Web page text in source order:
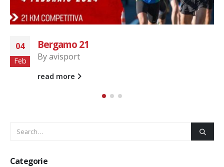
24
Mag
Dairago Spring Run
Byavisport
I Nostri Runner alla Dairago Spring Run - 3°